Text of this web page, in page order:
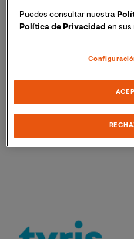
Puedes consultar nuestra
Política de Privacidad en sus